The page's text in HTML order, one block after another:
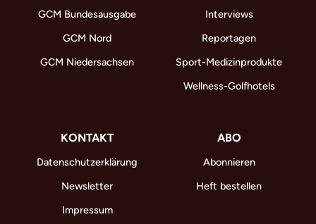
GCM Bundesausgabe
GCM Nord
GCM Niedersachsen
Interviews
Reportagen
Sport-Medizinprodukte
Wellness-Golfhotels
KONTAKT
Datenschutzerklärung
Newsletter
Impressum
ABO
Abonnieren
Heft bestellen